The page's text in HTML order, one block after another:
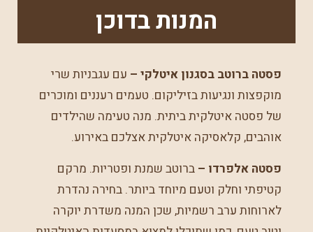
המנות בדוכן
פסטה ברוטב בסגנון איטלקי – עם עגבניות שרי
מוקפצות ונגיעות בזיליקום. טעמים רעננים ומוכרים
של פסטה איטלקית ביתית. מנה טעימה שהילדים
אוהבים, קלאסיקה איטלקית אצלכם באירוע.
פסטה אלפרדו – ברוטב שמנת ופטריות. מרקם
קטיפתי וחלק וטעם מיוחד ביותר. בחירה נהדרת
לארוחות ערב רשמיות, שכן המנה משדרת יוקרה